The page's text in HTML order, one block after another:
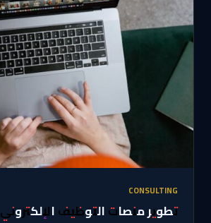
CONSULTING
تطوير منصات التوظيف الإلكتروني